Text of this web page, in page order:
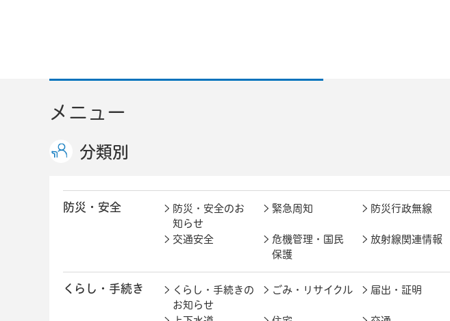
メニュー
分類別
防災・安全
防災・安全のお
知らせ
緊急周知 防災行政無線
交通安全
危機管理・国民
保護
放射線関連情報
くらし・手続き
くらし・手続きの
お知らせ
ごみ・リサイクル 届出・証明